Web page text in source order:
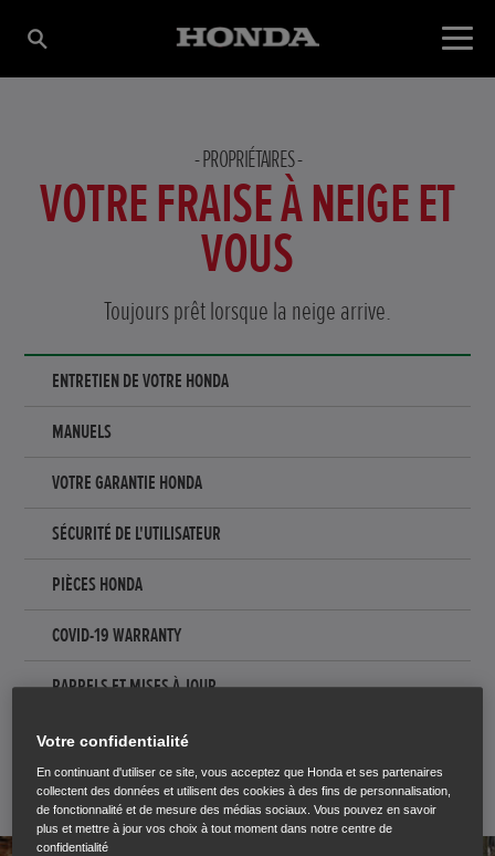
PROPRIÉTAIRES
VOTRE FRAISE À NEIGE ET
VOUS
Toujours prêt lorsque la neige arrive.
ENTRETIEN DE VOTRE HONDA
MANUELS
VOTRE GARANTIE HONDA
SÉCURITÉ DE L'UTILISATEUR
PIÈCES HONDA
COVID-19 WARRANTY
RAPPELS ET MISES À JOUR
PROCHAIN ARRÊT...
Votre confidentialité
En continuant d'utiliser ce site, vous acceptez que Honda et ses partenaires
collectent des données et utilisent des cookies à des fins de personnalisation,
de fonctionnalité et de mesure des médias sociaux. Vous pouvez en savoir
plus et mettre à jour vos choix à tout moment dans notre centre de
confidentialité